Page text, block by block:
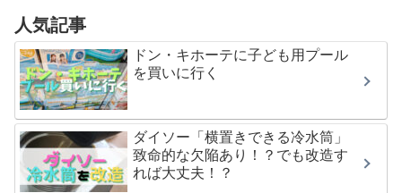
人気記事
ドン・キホーテに子ども用プール
を買いに行く
ダイソー「横置きできる冷水筒」
致命的な欠陥あり！？でも改造す
れば大丈夫！？